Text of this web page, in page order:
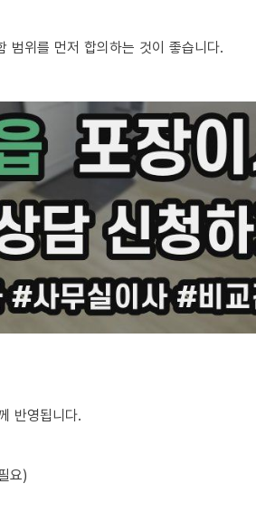
범위를 먼저 합의하는 것이 좋습니다.
반영됩니다.
요)